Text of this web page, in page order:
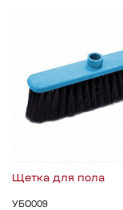
Щетка для пола
УБО009